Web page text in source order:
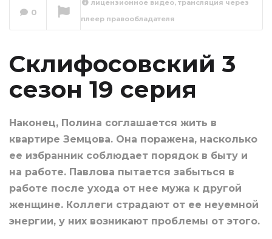
Склифосовский 3
0
лицензионное видео, трансляция через
плеер правообладателя
Склифосовский 3
сезон 19 серия
Наконец, Полина соглашается жить в
квартире Земцова. Она поражена, насколько
ее избранник соблюдает порядок в быту и
на работе. Павлова пытается забыться в
работе после ухода от нее мужа к другой
женщине. Коллеги страдают от ее неуемной
энергии, у них возникают проблемы от этого.